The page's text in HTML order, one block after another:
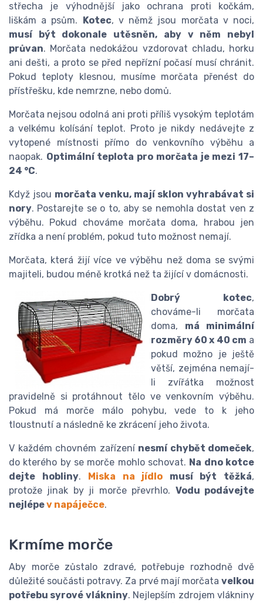
střecha je výhodnější jako ochrana proti kočkám,
liškám a psům. Kotec, v němž jsou morčata v noci,
musí být dokonale utěsněn, aby v něm nebyl
průvan. Morčata nedokážou vzdorovat chladu, horku
ani dešti, a proto se před nepřízní počasí musí chránit.
Pokud teploty klesnou, musíme morčata přenést do
přístřešku, kde nemrzne, nebo domů.
Morčata nejsou odolná ani proti příliš vysokým teplotám
a velkému kolísání teplot. Proto je nikdy nedávejte z
vytopené místnosti přímo do venkovního výběhu a
naopak. Optimální teplota pro morčata je mezi 17–
24 °C.
Když jsou morčata venku, mají sklon vyhrabávat si
nory. Postarejte se o to, aby se nemohla dostat ven z
výběhu. Pokud chováme morčata doma, hrabou jen
zřídka a není problém, pokud tuto možnost nemají.
Morčata, která žijí více ve výběhu než doma se svými
majiteli, budou méně krotká než ta žijící v domácnosti.
Dobrý kotec,
chováme-li morčata
doma, má minimální
rozměry 60 x 40 cm a
pokud možno je ještě
větší, zejména nemají-
li zvířátka možnost
pravidelně si protáhnout tělo ve venkovním výběhu.
Pokud má morče málo pohybu, vede to k jeho
tloustnutí a následně ke zkrácení jeho života.
V každém chovném zařízení nesmí chybět domeček,
do kterého by se morče mohlo schovat. Na dno kotce
dejte hobliny. Miska na jídlo musí být těžká,
protože jinak by ji morče převrhlo. Vodu podávejte
nejlépev napáječce.
Krmíme morče
Aby morče zůstalo zdravé, potřebuje rozhodně dvě
důležité součásti potravy. Za prvé mají morčata velkou
potřebu syrové vlákniny. Nejlepším zdrojem vlákniny